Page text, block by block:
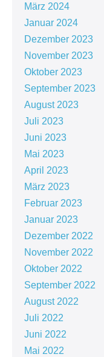
März 2024
Januar 2024
Dezember 2023
November 2023
Oktober 2023
September 2023
August 2023
Juli 2023
Juni 2023
Mai 2023
April 2023
März 2023
Februar 2023
Januar 2023
Dezember 2022
November 2022
Oktober 2022
September 2022
August 2022
Juli 2022
Juni 2022
Mai 2022